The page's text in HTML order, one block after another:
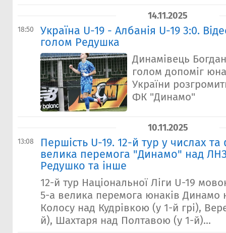
14.11.2025
18:50
Україна U-19 - Албанія U-19 3:0.
голом Редушка
Динамівець
голом допоміг
України
ФК "Динамо"
10.11.2025
13:08
Першість U-19. 12-й тур у числах
велика перемога "Динамо" над
Редушко та інше
12-й тур Національної Ліги U-19
5-а велика перемога юнаків
Колосу над Кудрівкою (у 1-й грі),
й), Шахтаря над Полтавою (у 1-й)...